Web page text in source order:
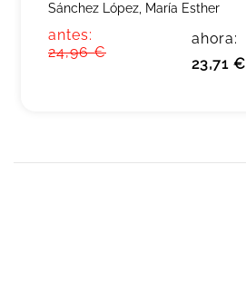
Sánchez López, María Esther
antes:
24,96 €
ahora:
23,71 €